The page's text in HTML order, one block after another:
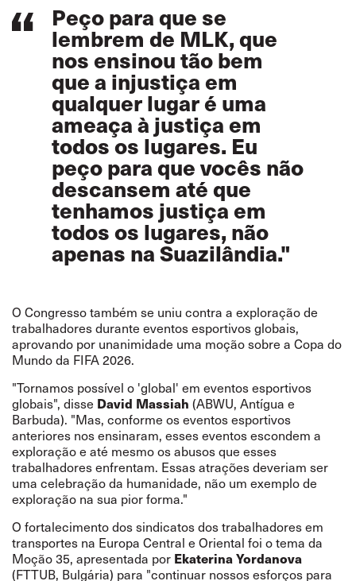
Peço para que se
lembrem de MLK, que
nos ensinou tão bem
que a injustiça em
qualquer lugar é uma
ameaça à justiça em
todos os lugares. Eu
peço para que vocês não
descansem até que
tenhamos justiça em
todos os lugares, não
apenas na Suazilândia."
O Congresso também se uniu contra a exploração de
trabalhadores durante eventos esportivos globais,
aprovando por unanimidade uma moção sobre a Copa do
Mundo da FIFA 2026.
"Tornamos possível o 'global' em eventos esportivos
globais", disse David Massiah (ABWU, Antígua e
Barbuda). "Mas, conforme os eventos esportivos
anteriores nos ensinaram, esses eventos escondem a
exploração e até mesmo os abusos que esses
trabalhadores enfrentam. Essas atrações deveriam ser
uma celebração da humanidade, não um exemplo de
exploração na sua pior forma."
O fortalecimento dos sindicatos dos trabalhadores em
transportes na Europa Central e Oriental foi o tema da
Moção 35, apresentada por Ekaterina Yordanova
(FTTUB, Bulgária) para "continuar nossos esforços para